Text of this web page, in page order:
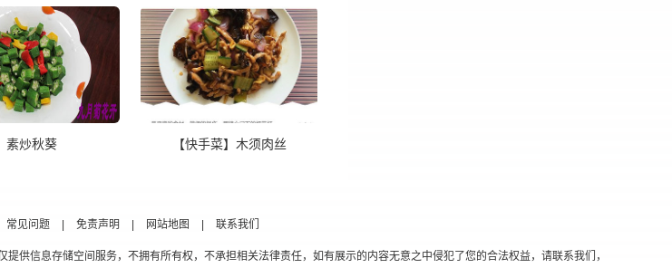
素炒秋葵 【快手菜】木须肉丝
常见问题 免责声明 网站地图 联系我们
供信息存储空间服务，不拥有所有权，不承担相关法律责任，如有展示的内容无意之中侵犯了您的合法权益，请联系我们，